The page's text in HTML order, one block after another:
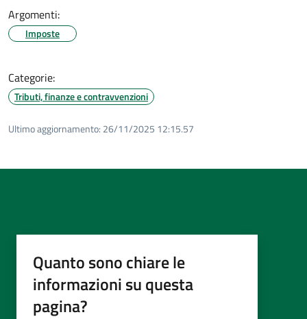
Argomenti:
Imposte
Categorie:
Tributi, finanze e contravvenzioni
Ultimo aggiornamento: 26/11/2025 12:15.57
Quanto sono chiare le
informazioni su questa
pagina?